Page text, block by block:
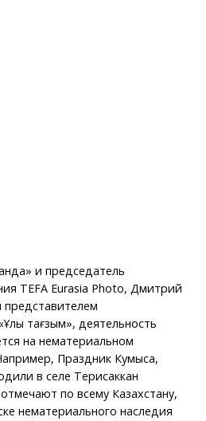
и председатель
TEFA Eurasia Photo, Дмитрий
представителем
тағзым», деятельность
на нематериальном
Праздник Кумыса,
в селе Терисаккан
по всему Казахстану,
нематериального наследия